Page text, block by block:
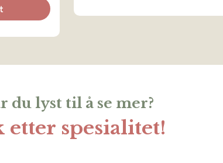
du lyst til å se mer?
etter spesialitet!